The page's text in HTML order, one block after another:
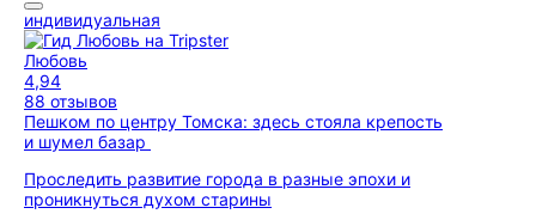
индивидуальная
Любовь
4,94
88 отзывов
Пешком по центру Томска: здесь стояла крепость
и шумел базар
Проследить развитие города в разные эпохи и
проникнуться духом старины